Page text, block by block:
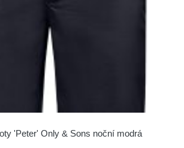
'Peter' Only & Sons noční modrá